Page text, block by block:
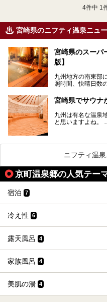
4件中 1
宮崎県のニフティ温泉ニュ
宮崎県のスーパ
版】
九州地方の南東部
照時間、快晴日数
青空が彩る、鮮や
秘的な高千穂峡や
青島、霧島連山を
岸など、自然を満
ます。
宮崎県でサウナ
九州は有名な温泉
と思いますよね。
あるんです。
宮崎など都市の中
ぜひ参考にして、
ニフティ温
京町温泉郷の人気テー
宿泊 7
冷え性 6
露天風呂 4
家族風呂 4
美肌の湯 4